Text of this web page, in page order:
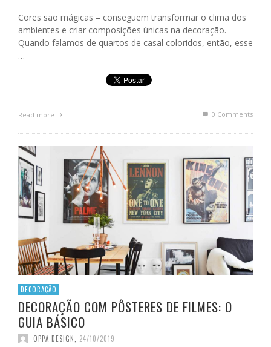
Cores são mágicas – conseguem transformar o clima dos
ambientes e criar composições únicas na decoração.
Quando falamos de quartos de casal coloridos, então, esse
…
Read more 0 Comments
DECORAÇÃO
DECORAÇÃO COM PÔSTERES DE FILMES: O
GUIA BÁSICO
OPPA DESIGN 24/10/2019